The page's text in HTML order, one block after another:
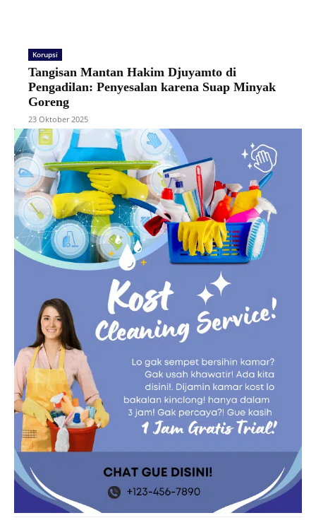
Korupsi
Tangisan Mantan Hakim Djuyamto di
Pengadilan: Penyesalan karena Suap Minyak
Goreng
23 Oktober 2025